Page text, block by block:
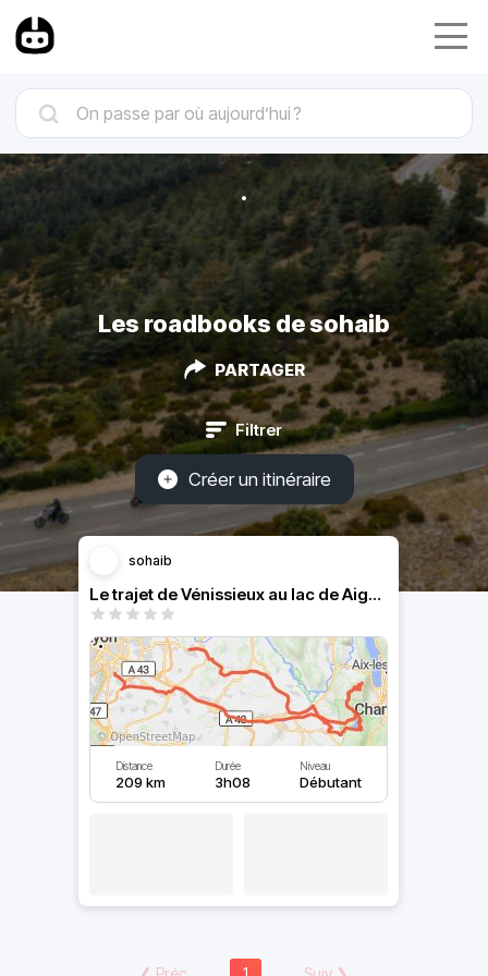
Les roadbooks de sohaib
PARTAGER
Filtrer
Créer un itinéraire
sohaib
Le trajet de Vénissieux au lac de Aiguebelette
Distance
209 km
Durée
3h08
Niveau
Débutant